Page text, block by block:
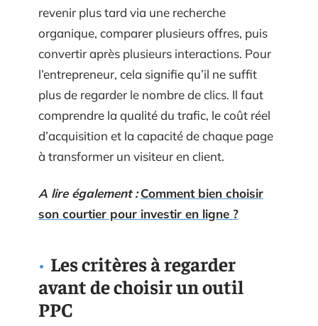
revenir plus tard via une recherche
organique, comparer plusieurs offres, puis
convertir après plusieurs interactions. Pour
l’entrepreneur, cela signifie qu’il ne suffit
plus de regarder le nombre de clics. Il faut
comprendre la qualité du trafic, le coût réel
d’acquisition et la capacité de chaque page
à transformer un visiteur en client.
A lire également : Comment bien choisir
son courtier pour investir en ligne ?
Les critères à regarder
avant de choisir un outil
PPC